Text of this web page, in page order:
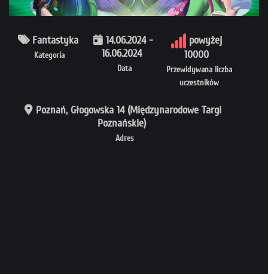
Kategoria
Fantastyka
Data
14.06.2024 -
16.06.2024
Przewidywana liczba
uczestników
powyżej
10000
Adres
Poznań, Głogowska 14 (Międzynarodowe Targi
Poznańskie)